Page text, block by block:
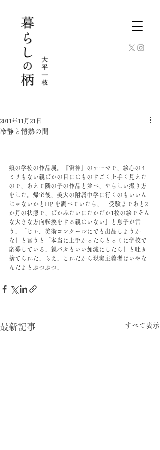
冷静と情熱の間
2011年11月21日
娘の学校の作品展。『雷神』のテーマで、絵心の１
ミリもない親ばかの目にはものすごく上手く見えた
ので、あえて隣の子の作品と並べ、やらしい撮り方
をした。帰宅後、美大の附属中学に行くのもいいん
じゃないかとHP を調べていたら、「受験まであと2
か月の状態で、ばかみたいにたかだか1枚の絵でそん
な大きな方向転換をする親はいない」と息子が言
う。「じゃ、美術コンクールにでも出品しようか
な」と言うと「本当に上手かったらとっくに学校で
応募している。親バカもいい加減にしたら」と吐き
捨てられた。ちえ。これだから現実主義者はいやな
んだよとぶつぶつ。
最新記事 すべて表示